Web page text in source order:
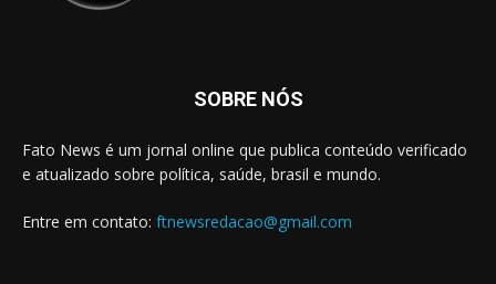
SOBRE NÓS
Fato News é um jornal online que publica conteúdo verificado
e atualizado sobre política, saúde, brasil e mundo.
Entre em contato: ftnewsredacao@gmail.com